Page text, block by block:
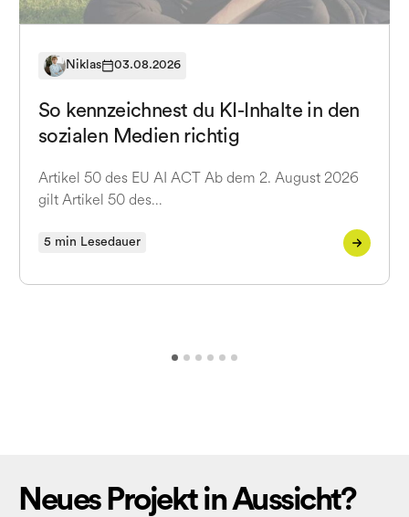
Niklas 03.08.2026
So kennzeichnest du KI-Inhalte in den
sozialen Medien richtig
Artikel 50 des EU AI ACT Ab dem 2. August 2026
gilt Artikel 50 des…
5 min Lesedauer
Neues Projekt in Aussicht?